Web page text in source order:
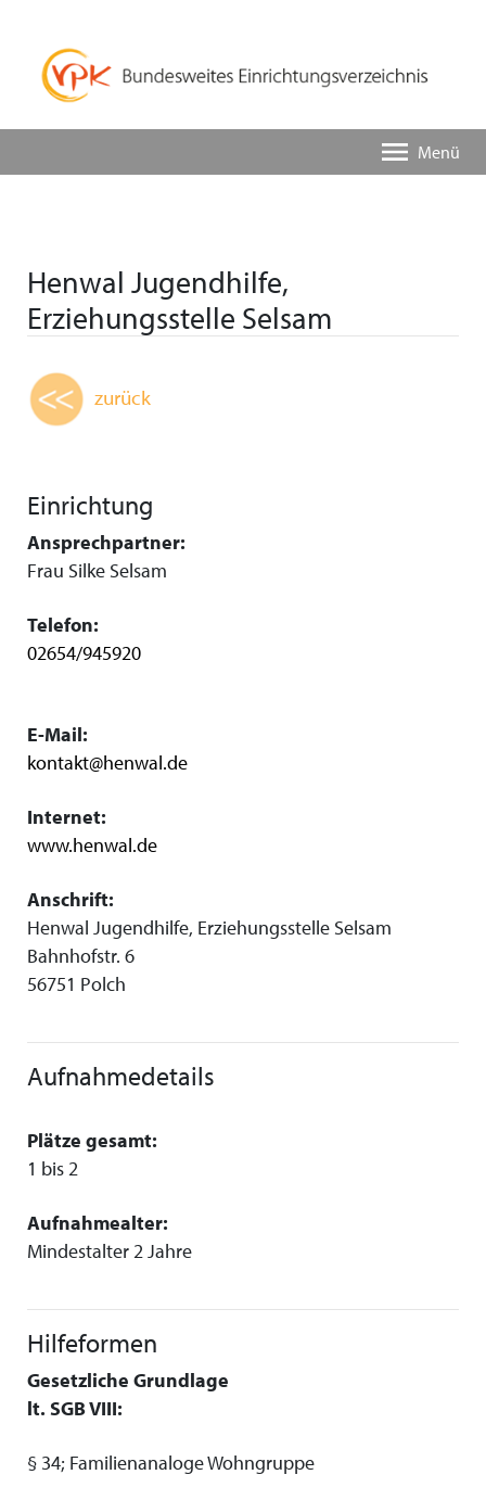
Menü
Henwal Jugendhilfe,
Erziehungsstelle Selsam
zurück
Einrichtung
Ansprechpartner:
Frau Silke Selsam
Telefon:
02654/945920
E-Mail:
kontakt@henwal.de
Internet:
www.henwal.de
Anschrift:
Henwal Jugendhilfe, Erziehungsstelle Selsam
Bahnhofstr. 6
56751 Polch
Aufnahmedetails
Plätze gesamt:
1 bis 2
Aufnahmealter:
Mindestalter 2 Jahre
Hilfeformen
Gesetzliche Grundlage
lt. SGB VIII:
§ 34; Familienanaloge Wohngruppe